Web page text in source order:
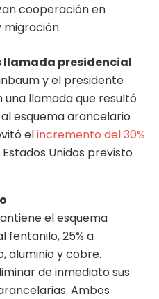
cooperación en
llamada presidencial
y el presidente
llamada que resultó
esquema arancelario
elincremento del 30%
Unidos previsto
el esquema
fentanilo, 25% a
aluminio y cobre.
de inmediato sus
Ambos